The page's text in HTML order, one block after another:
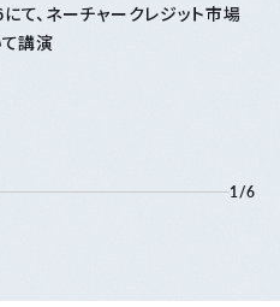
て、ネーチャークレジット市場
講演
1/6